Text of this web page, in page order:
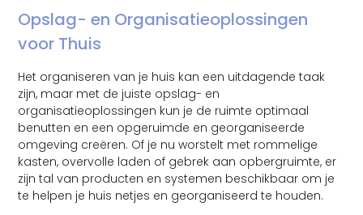
Opslag- en Organisatieoplossingen
voor Thuis
Het organiseren van je huis kan een uitdagende taak
zijn, maar met de juiste opslag- en
organisatieoplossingen kun je de ruimte optimaal
benutten en een opgeruimde en georganiseerde
omgeving creëren. Of je nu worstelt met rommelige
kasten, overvolle laden of gebrek aan opbergruimte, er
zijn tal van producten en systemen beschikbaar om je
te helpen je huis netjes en georganiseerd te houden.